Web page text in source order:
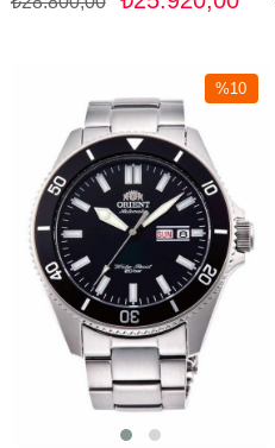
%10
%10İndirim